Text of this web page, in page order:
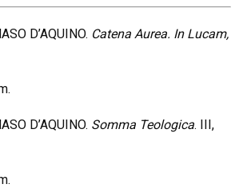
D’AQUINO. Catena Aurea. In Lucam,
D’AQUINO. Somma Teologica. III,